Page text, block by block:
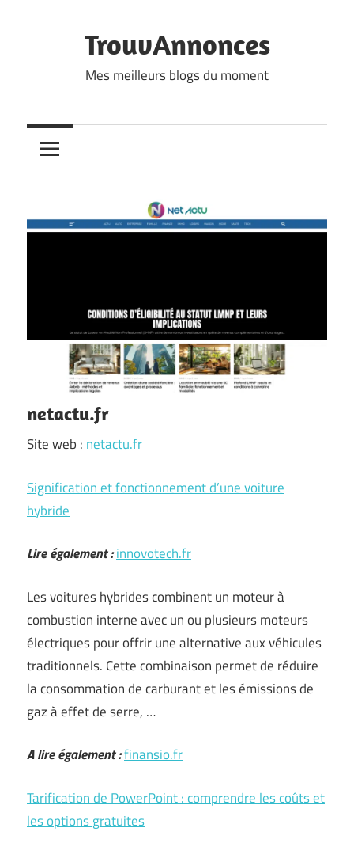
TrouvAnnonces
Mes meilleurs blogs du moment
netactu.fr
Site web : netactu.fr
Signification et fonctionnement d’une voiture
hybride
Lire également :innovotech.fr
Les voitures hybrides combinent un moteur à
combustion interne avec un ou plusieurs moteurs
électriques pour offrir une alternative aux véhicules
traditionnels. Cette combinaison permet de réduire
la consommation de carburant et les émissions de
gaz à effet de serre, …
A lire également :finansio.fr
Tarification de PowerPoint : comprendre les coûts et
les options gratuites